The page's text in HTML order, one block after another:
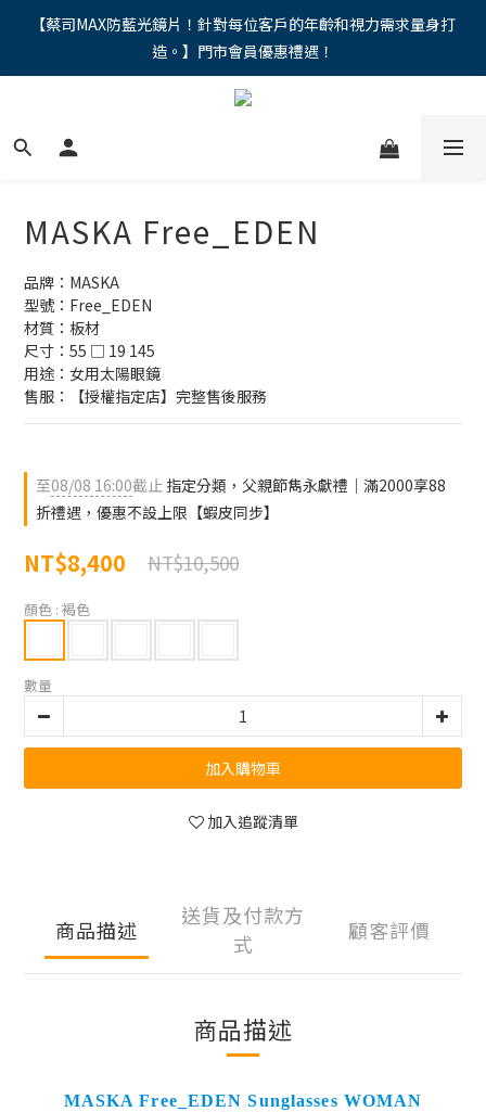
"馬年新章續寫，視界品味進階，限時禮遇 9 折無上限，12期分期
免手續費。。
【蔡司MAX防藍光鏡片！針對每位客戶的年齡和視力需求量身打
造。】門市會員優惠禮遇！
"馬年新章續寫，視界品味進階，限時禮遇 9 折無上限，12期分期
MASKA Free_EDEN
品牌：MASKA
型號：Free_EDEN
材質：板材
尺寸：55 □ 19 145
用途：女用太陽眼鏡
售服：【授權指定店】完整售後服務
至08/08 16:00截止 指定分類，父親節雋永獻禮｜滿2000享88
折禮遇，優惠不設上限【蝦皮同步】
NT$8,400 NT$10,500
顏色 : 褐色
數量
加入購物車
加入追蹤清單
商品描述
送貨及付款方
式
顧客評價
商品描述
MASKA Free_EDEN Sunglasses WOMAN